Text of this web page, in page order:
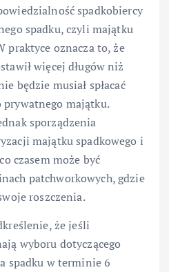
spadkobiercy
spadku, czyli majątku
praktyce oznacza to, że
więcej długów niż
będzie musiał spłacać
prywatnego majątku.
sporządzenia
majątku spadkowego i
czasem może być
patchworkowych, gdzie
roszczenia.
że jeśli
wyboru dotyczącego
spadku w terminie 6